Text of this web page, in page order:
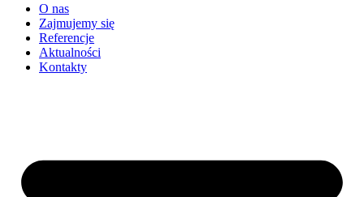
O nas
Zajmujemy się
Referencje
Aktualności
Kontakty